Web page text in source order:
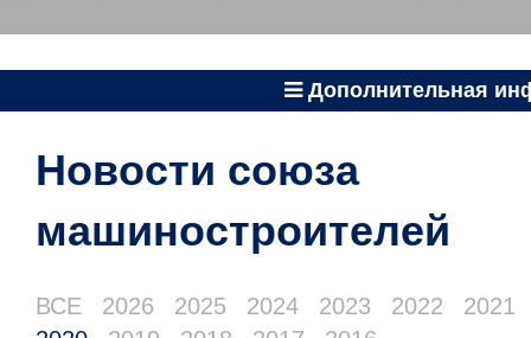
Дополнительная
Новости союза
машиностроителей
ВСЕ 2026 2025 2024 2023 2022
2021